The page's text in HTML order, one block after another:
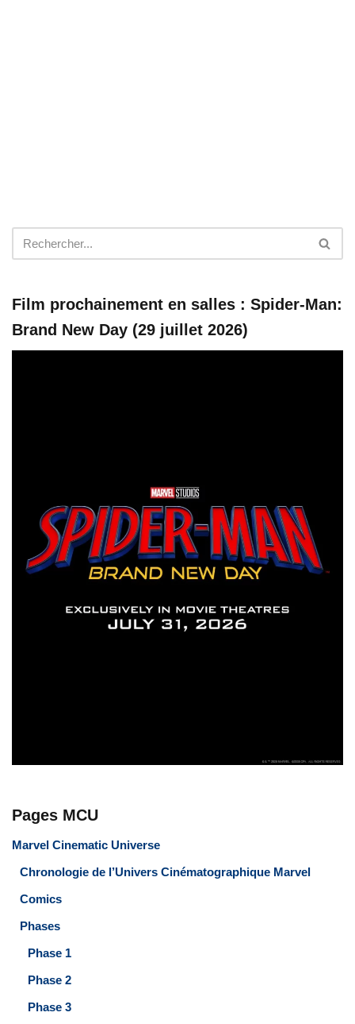
Film prochainement en salles : Spider-Man:
Brand New Day (29 juillet 2026)
Pages MCU
Marvel Cinematic Universe
Chronologie de l’Univers Cinématographique Marvel
Comics
Phases
Phase 1
Phase 2
Phase 3